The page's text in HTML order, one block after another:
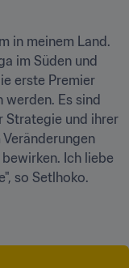
in meinem Land.
im Süden und
erste Premier
werden. Es sind
Strategie und ihrer
Ich liebe
so Setlhoko.